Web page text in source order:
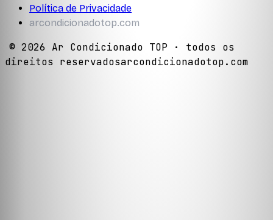
Política de Privacidade
arcondicionadotop.com
© 2026 Ar Condicionado TOP · todos os
direitos reservadosarcondicionadotop.com